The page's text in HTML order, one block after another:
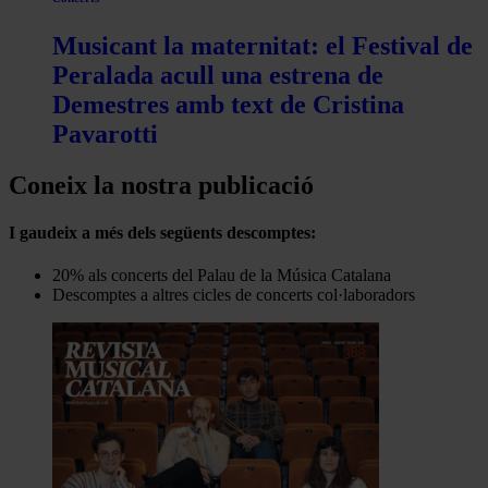
Musicant la maternitat: el Festival de
Peralada acull una estrena de
Demestres amb text de Cristina
Pavarotti
Coneix la nostra publicació
I gaudeix a més dels següents descomptes:
20% als concerts del Palau de la Música Catalana
Descomptes a altres cicles de concerts col·laboradors